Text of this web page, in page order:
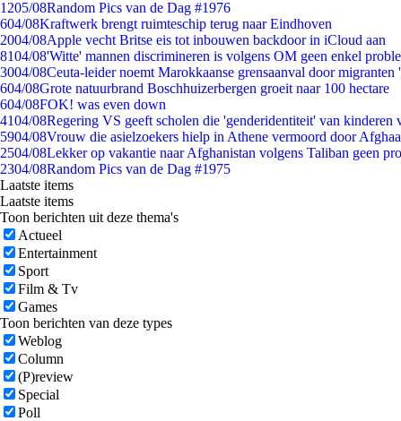
1205/08Random Pics van de Dag #1976
604/08Kraftwerk brengt ruimteschip terug naar Eindhoven
2004/08Apple vecht Britse eis tot inbouwen backdoor in iCloud aan
8104/08'Witte' mannen discrimineren is volgens OM geen enkel
3004/08Ceuta-leider noemt Marokkaanse grensaanval door migranten
604/08Grote natuurbrand Boschhuizerbergen groeit naar 100 hectare
604/08FOK! was even down
4104/08Regering VS geeft scholen die 'genderidentiteit' van kinderen
5904/08Vrouw die asielzoekers hielp in Athene vermoord door
2504/08Lekker op vakantie naar Afghanistan volgens Taliban geen
2304/08Random Pics van de Dag #1975
Laatste items
Laatste items
Toon berichten uit deze thema's
Actueel
Entertainment
Sport
Film & Tv
Games
Toon berichten van deze types
Weblog
Column
(P)review
Special
Poll